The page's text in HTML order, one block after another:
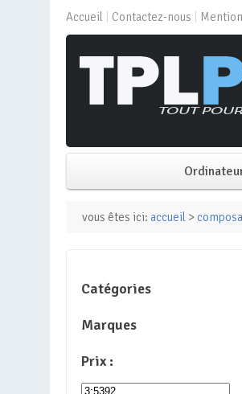
Accueil Contactez-nous
PC de bureau
Mini PC
PC Tout-en-un
vous êtes ici: accueil >
Catégories
Marques
Prix :